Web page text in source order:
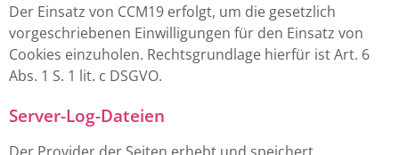
Der Einsatz von CCM19 erfolgt, um die gesetzlich
vorgeschriebenen Einwilligungen für den Einsatz von
Cookies einzuholen. Rechtsgrundlage hierfür ist Art. 6
Abs. 1 S. 1 lit. c DSGVO.
Server-Log-Dateien